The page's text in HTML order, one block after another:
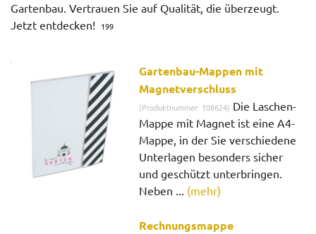
Gartenbau. Vertrauen Sie auf Qualität, die überzeugt.
Jetzt entdecken! 199
Gartenbau-Mappen mit
Magnetverschluss
(Produktnummer: 108624) Die Laschen-
Mappe mit Magnet ist eine A4-
Mappe, in der Sie verschiedene
Unterlagen besonders sicher
und geschützt unterbringen.
Neben ... (mehr)
Rechnungsmappe